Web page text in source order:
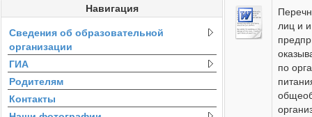
Навигация
Сведения об образовательной
организации
ГИА
Родителям
Контакты
лиц и
по